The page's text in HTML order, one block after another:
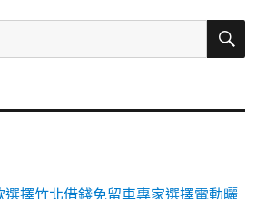
搜
選擇竹北借錢免留車專家選擇電動曬